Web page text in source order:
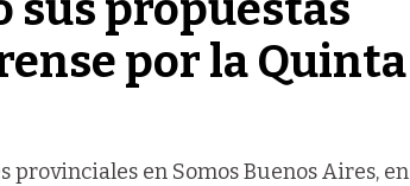
por la Quinta
provinciales en Somos Buenos Aires, en